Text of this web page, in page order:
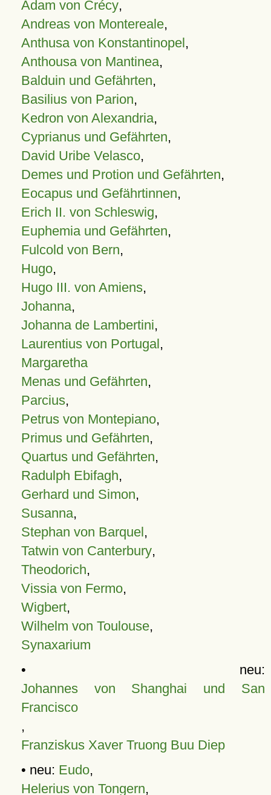
Adam von Crécy,
Andreas von Montereale,
Anthusa von Konstantinopel,
Anthousa von Mantinea,
Balduin und Gefährten,
Basilius von Parion,
Kedron von Alexandria,
Cyprianus und Gefährten,
David Uribe Velasco,
Demes und Protion und Gefährten,
Eocapus und Gefährtinnen,
Erich II. von Schleswig,
Euphemia und Gefährten,
Fulcold von Bern,
Hugo,
Hugo III. von Amiens,
Johanna,
Johanna de Lambertini,
Laurentius von Portugal,
Margaretha
Menas und Gefährten,
Parcius,
Petrus von Montepiano,
Primus und Gefährten,
Quartus und Gefährten,
Radulph Ebifagh,
Gerhard und Simon,
Susanna,
Stephan von Barquel,
Tatwin von Canterbury,
Theodorich,
Vissia von Fermo,
Wigbert,
Wilhelm von Toulouse,
Synaxarium
• neu:
Johannes von Shanghai und San
Francisco
,
Franziskus Xaver Truong Buu Diep
• neu: Eudo,
Helerius von Tongern,